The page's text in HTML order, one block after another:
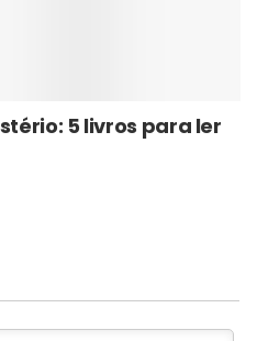
5 livros para ler